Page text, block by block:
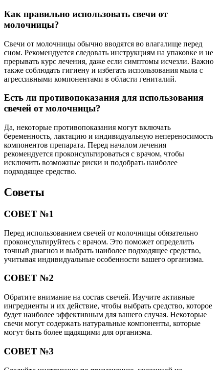
Как правильно использовать свечи от
молочницы?
Свечи от молочницы обычно вводятся во влагалище перед
сном. Рекомендуется следовать инструкциям на упаковке и не
прерывать курс лечения, даже если симптомы исчезли. Важно
также соблюдать гигиену и избегать использования мыла с
агрессивными компонентами в области гениталий.
Есть ли противопоказания для использования
свечей от молочницы?
Да, некоторые противопоказания могут включать
беременность, лактацию и индивидуальную непереносимость
компонентов препарата. Перед началом лечения
рекомендуется проконсультироваться с врачом, чтобы
исключить возможные риски и подобрать наиболее
подходящее средство.
Советы
СОВЕТ №1
Перед использованием свечей от молочницы обязательно
проконсультируйтесь с врачом. Это поможет определить
точный диагноз и выбрать наиболее подходящее средство,
учитывая индивидуальные особенности вашего организма.
СОВЕТ №2
Обратите внимание на состав свечей. Изучите активные
ингредиенты и их действие, чтобы выбрать средство, которое
будет наиболее эффективным для вашего случая. Некоторые
свечи могут содержать натуральные компоненты, которые
могут быть более щадящими для организма.
СОВЕТ №3